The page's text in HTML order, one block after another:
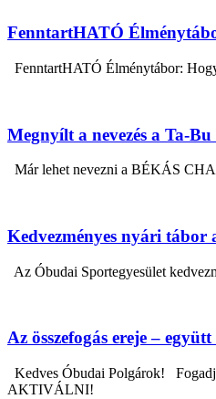
FenntartHATÓ
FenntartHATÓ Élménytábor:
Megnyílt a nevezés a Ta-
Már lehet nevezni a BÉKÁS
Kedvezményes nyári
Az Óbudai Sportegyesület
Az összefogás ereje –
Kedves Óbudai Polgárok!
AKTIVÁLNI!